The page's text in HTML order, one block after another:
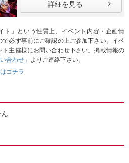
詳細を見る
ト」という性質上、イベント内容・企画情
必ず事前にご確認の上ご参加下さい。イベ
ト主催様にお問い合わせ下さい。掲載情報の
い合わせ」 よりご連絡下さい。
コチラ